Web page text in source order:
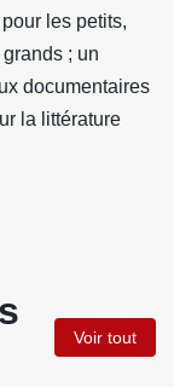
les petits,
; un
documentaires
la littérature
Voir tout